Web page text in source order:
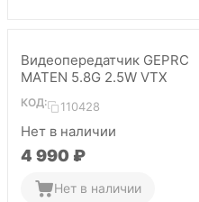
Видеопередатчик GEPRC
MATEN 5.8G 2.5W VTX
КОД: 110428
Нет в наличии
4 990 ₽
Нет в наличии